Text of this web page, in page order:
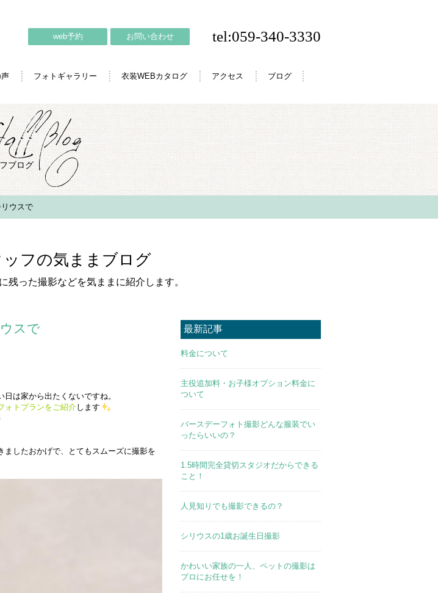
フォトギャラリー 衣装WEBカタログ アクセス ブログ
web予約 お問い合わせ tel:059-340-3330
ブログ
ウスで
フの気ままブログ
残った撮影などを気ままに紹介します。
スで
は家から出たくないですね。
ォトプランをご紹介します
したおかげで、とてもスムーズに撮影を
最新記事
料金について
主役追加料・お子様オプション料金に
ついて
バースデーフォト撮影どんな服装でい
ったらいいの？
1.5時間完全貸切スタジオだからできる
こと！
人見知りでも撮影できるの？
シリウスの1歳お誕生日撮影
かわいい家族の一人、ペットの撮影は
プロにお任せを！